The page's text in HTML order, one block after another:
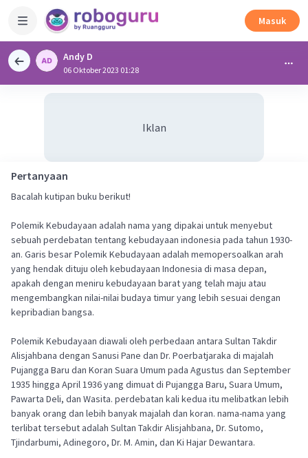
Masuk
Andy D
06 Oktober 2023 01:28
Iklan
Pertanyaan
Bacalah kutipan buku berikut!
Polemik Kebudayaan adalah nama yang dipakai untuk menyebut
sebuah perdebatan tentang kebudayaan indonesia pada tahun 1930-
an. Garis besar Polemik Kebudayaan adalah memopersoalkan arah
yang hendak dituju oleh kebudayaan Indonesia di masa depan,
apakah dengan meniru kebudayaan barat yang telah maju atau
mengembangkan nilai-nilai budaya timur yang lebih sesuai dengan
kepribadian bangsa.
Polemik Kebudayaan diawali oleh perbedaan antara Sultan Takdir
Alisjahbana dengan Sanusi Pane dan Dr. Poerbatjaraka di majalah
Pujangga Baru dan Koran Suara Umum pada Agustus dan September
1935 hingga April 1936 yang dimuat di Pujangga Baru, Suara Umum,
Pawarta Deli, dan Wasita. perdebatan kali kedua itu melibatkan lebih
banyak orang dan lebih banyak majalah dan koran. nama-nama yang
terlibat tersebut adalah Sultan Takdir Alisjahbana, Dr. Sutomo,
Tjindarbumi, Adinegoro, Dr. M. Amin, dan Ki Hajar Dewantara.